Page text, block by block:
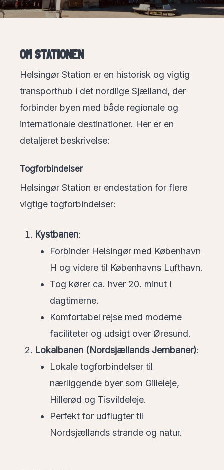
OM STATIONEN
Helsingør Station er en historisk og vigtig
transporthub i det nordlige Sjælland, der
forbinder byen med både regionale og
internationale destinationer. Her er en
detaljeret beskrivelse:
Togforbindelser
Helsingør Station er endestation for flere
vigtige togforbindelser:
Kystbanen:
Forbinder Helsingør med København
H og videre til Københavns Lufthavn.
Tog kører ca. hver 20. minut i
dagtimerne.
Komfortabel rejse med moderne
faciliteter og udsigt over Øresund.
Lokalbanen (Nordsjællands Jernbaner):
Lokale togforbindelser til
nærliggende byer som Gilleleje,
Hillerød og Tisvildeleje.
Perfekt for udflugter til
Nordsjællands strande og natur.